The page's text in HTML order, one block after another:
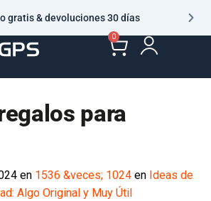
gratis & devoluciones 30 días
0
para
en 1536 &veces; 1024 en Ideas de
Algo Original y Muy Útil